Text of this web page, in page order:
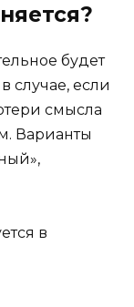
будет
случае, если
смысла
Варианты
в